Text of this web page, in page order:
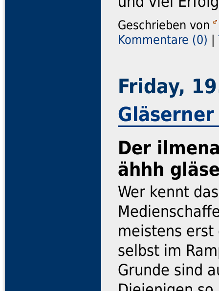
Geschrieben von
Kommentare (0) |
Friday,
Gläserner
Der
ähhh
Wer kennt
meistens
selbst im
Grunde sind